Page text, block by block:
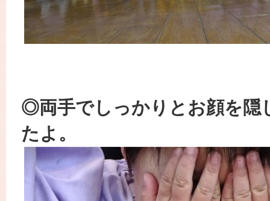
◎両手でしっかりと お顔を隠
たよ。